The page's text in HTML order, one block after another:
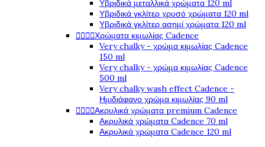
Υβριδικά μεταλλικά χρώματα 120 ml
Υβριδικά γκλίτερ χρυσό χρώματα 120 ml
Υβριδικά γκλίτερ ασημί χρώματα 120 ml
Χρώματα κιμωλίας Cadence
Very chalky - χρώμα κιμωλίας Cadence
150 ml
Very chalky - χρώμα κιμωλίας Cadence
500 ml
Very chalky wash effect Cadence -
Ημιδιάφανο χρώμα κιμωλίας 90 ml
Ακρυλικά χρώματα premium Cadence
Ακρυλικά χρώματα Cadence 70 ml
Ακρυλικά χρώματα Cadence 120 ml